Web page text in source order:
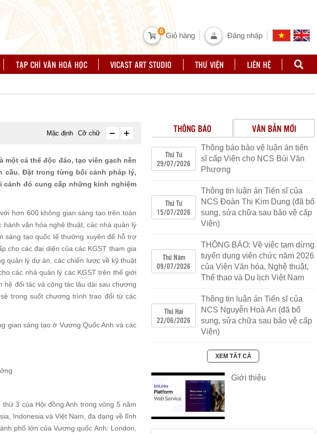
0 Giỏ hàng Đăng nhập
TẠP CHÍ VĂN HOÁ HỌC VICAST ART STUDIO THƯ VIỆN LIÊN HỆ
Mặc định Cỡ chữ
một cá thể độc đáo, tạo viên gạch nền
cầu. Đặt trong từng bối cảnh pháp lý,
cảnh đó cung cấp những kinh nghiệm
hơn 600 không gian sáng tạo trên toàn
văn hóa nghệ thuật, các nhà quản lý
sáng tạo quốc tế thường xuyên để hỗ trợ
cho các đại diện của các KGST tham gia
quản lý dự án, các chiến lược về kỹ thuật
các nhà quản lý các KGST trên thế giới
đối tác và cộng tác lâu dài sau chương
trong suốt chương trình trao đổi từ các
gian sáng tạo ở Vương Quốc Anh và các
3 của Hội đồng Anh trong vòng 5 năm
Indonesia và Việt Nam, đa dạng về lĩnh
phố lớn của Vương quốc Anh: London,
THÔNG BÁO VĂN BẢN MỚI
Thứ Tư
29/07/2026
Thông báo bảo vệ luận án tiến
sĩ cấp Viện cho NCS Bùi Văn
Phương
Thứ Tư
15/07/2026
Thông tin luận án Tiến sĩ của
NCS Đoàn Thị Kim Dung (đã bổ
sung, sửa chữa sau bảo vệ cấp
Viện)
Thứ Năm
09/07/2026
THÔNG BÁO: Về việc tạm dừng
tuyển dụng viên chức năm 2026
của Viện Văn hóa, Nghệ thuật,
Thể thao và Du lịch Việt Nam
Thứ Hai
22/06/2026
Thông tin luận án Tiến sĩ của
NCS Nguyễn Hoà An (đã bổ
sung, sửa chữa sau bảo vệ cấp
Viện)
XEM TẤT CẢ
Về việc thông tin tuyên truyền việc sử
dụng, khai thác Bộ Pháp điển điện tử
Số 3615/BVHTTDL - PC
CV tuyen truyen Bo phap dien.pdf
Ban hành Kế hoạch triển khai thực hiện
Chương trình giáo dục đạo đức, lối sống
trong gia đình đến năm 2030
Số 1724/QĐ-BVHTTDL
08/08/2022
QD 1724 Ban hanh KH trien khai chuong
trinh.pdf
KH 1724 trien khai chuong
trinh.pdf
QUYẾT ĐỊNH Ban hành Kế hoạch chuyển
đổi số của Bộ Văn hóa, Thể thao và Du lịch
năm 2022
Số 949/QÐ-BVHTTDL | 26/07/2022 |
QD ban hanh Ke hoach chuyen doi so.pdf
Phu luc (4).pdf
Ke hoach chuyen doi
Luật Điện ảnh
Số Luật số: 05/2022/QH15
05.pdf
Giới thiệu